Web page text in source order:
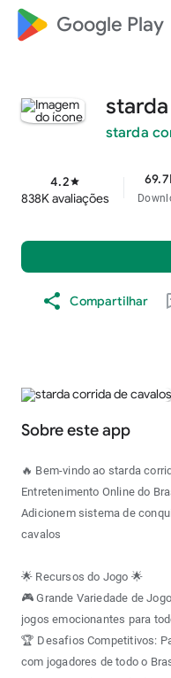
Google Play
starda
4.2star
838K avaliações
Compartilhar
Sobre este app
🔥 Bem-vindo ao starda
Entretenimento Online do
Adicionem sistema de
cavalos
🌟 Recursos do Jogo 🌟
🎮 Grande Variedade de
jogos emocionantes para
🏆 Desafios Competitivos:
com jogadores de todo o